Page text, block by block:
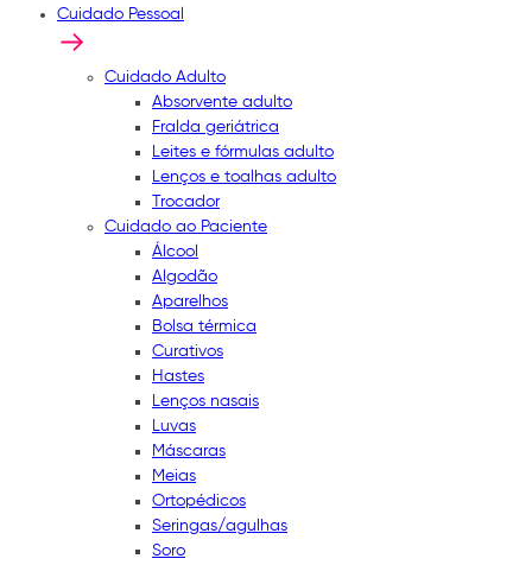
Cuidado Pessoal
Cuidado Adulto
Absorvente adulto
Fralda geriátrica
Leites e fórmulas adulto
Lenços e toalhas adulto
Trocador
Cuidado ao Paciente
Álcool
Algodão
Aparelhos
Bolsa térmica
Curativos
Hastes
Lenços nasais
Luvas
Máscaras
Meias
Ortopédicos
Seringas/agulhas
Soro